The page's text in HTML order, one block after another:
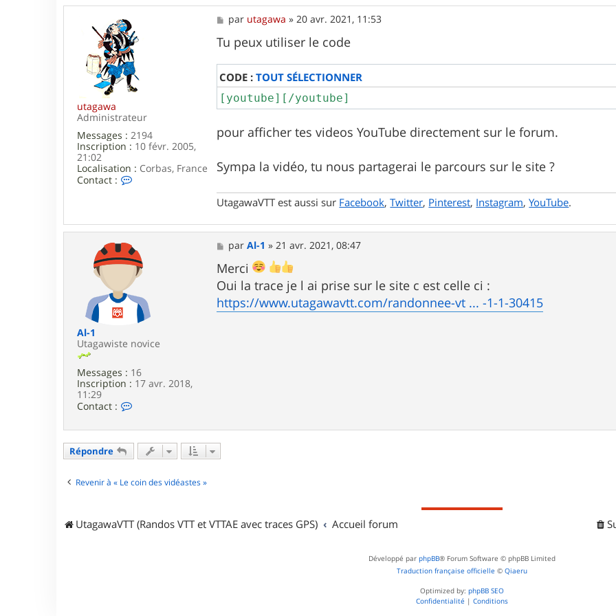
utagawa
Administrateur
Messages : 2194
Inscription : 10 févr. 2005,
21:02
Localisation : Corbas, France
Contact :
a
c
e
r
u
a
g
a
a
M
e
s
s
a
g
e
par utagawa »20 avr. 2021, 11:53
Tu peux utiliser le code
CODE :TOUT SÉLECTIONNER
[youtube][/youtube]
pour afficher tes videos YouTube directement sur le forum.
Sympa la vidéo, tu nous partagerai le parcours sur le site ?
UtagawaVTT est aussi sur Facebook,Twitter, Pinterest, Instagram,YouTube.
Al-1
Utagawiste novice
Messages : 16
Inscription : 17 avr. 2018,
11:29
Contact :
c
e
-
M
e
s
s
a
g
e
parAl-1 » 21 avr. 2021, 08:47
Merci
Oui la trace je l ai prise sur le site c est celle ci :
https://www.utagawavtt.com/randonnee-vt ... -1-1-30415
Répondre
Revenir à « Le coin des vidéastes »
UtagawaVTT (Randos VTT et VTTAE avec traces GPS) Accueil forum
Développé par phpBB® Forum Software © phpBB Limited
Traduction française officielle © Qiaeru
Optimized by: phpBB SEO
Confidentialité | Conditions